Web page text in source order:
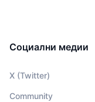
Социални медии
X (Twitter)
Community